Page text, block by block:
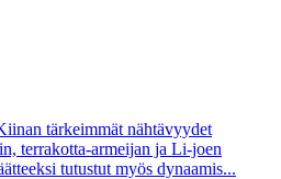
tärkeimmät nähtävyydet
terrakotta-armeijan ja Li-joen
tutustut myös dynaamis...